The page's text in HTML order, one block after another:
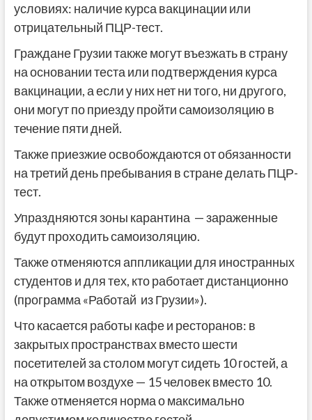
условиях: наличие курса вакцинации или
отрицательный ПЦР-тест.
Граждане Грузии также могут въезжать в страну
на основании теста или подтверждения курса
вакцинации, а если у них нет ни того, ни другого,
они могут по приезду пройти самоизоляцию в
течение пяти дней.
Также приезжие освобождаются от обязанности
на третий день пребывания в стране делать ПЦР-
тест.
Упраздняются зоны карантина — зараженные
будут проходить самоизоляцию.
Также отменяются аппликации для иностранных
студентов и для тех, кто работает дистанционно
(программа «Работай из Грузии»).
Что касается работы кафе и ресторанов: в
закрытых пространствах вместо шести
посетителей за столом могут сидеть 10 гостей, а
на открытом воздухе — 15 человек вместо 10.
Также отменяется норма о максимально